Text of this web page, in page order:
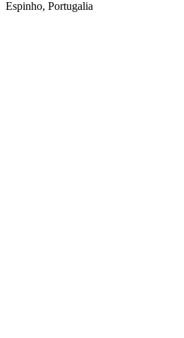
Espinho, Portugalia